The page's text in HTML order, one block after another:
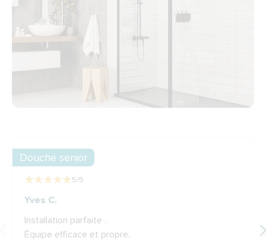
Douche senior
5/5
Yves C.
Installation parfaite .
Équipe efficace et propre.